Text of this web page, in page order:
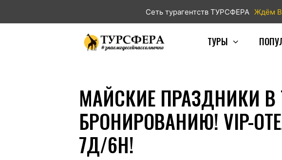
Сеть турагентств ТУРСФЕРА Ждём
ТУРЫ
МАЙСКИЕ ПРАЗДНИКИ
БРОНИРОВАНИЮ! VIP-
7Д/6Н!